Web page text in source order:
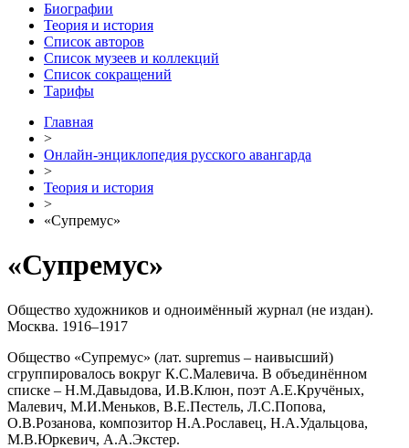
Биографии
Теория и история
Список авторов
Список музеев и коллекций
Список сокращений
Тарифы
Главная
>
Онлайн-энциклопедия русского авангарда
>
Теория и история
>
«Супремус»
«Супремус»
Общество художников и одноимённый журнал (не издан).
Москва. 1916–1917
Общество «Супремус» (лат. supremus – наивысший)
сгруппировалось вокруг К.С.Малевича. В объединённом
списке – Н.М.Давыдова, И.В.Клюн, поэт А.Е.Кручёных,
Малевич, М.И.Меньков, В.Е.Пестель, Л.С.Попова,
О.В.Розанова, композитор Н.А.Рославец, Н.А.Удальцова,
М.В.Юркевич, А.А.Экстер.